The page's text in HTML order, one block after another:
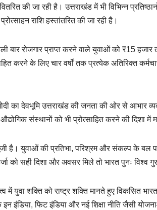
की जा रही है। उत्तराखंड में भी विभिन्न
राशि हस्तांतरित की जा रही है।
बार रोजगार प्राप्त करने वाले युवाओं को ₹15 हजार
करने के लिए चार वर्षों तक प्रत्येक अतिरिक्त
का देवभूमि उत्तराखंड की जनता की ओर से आभार
संस्थानों को भी प्रोत्साहित करने की दिशा में
है। युवाओं की प्रतिभा, परिश्रम और संकल्प के बल
को सही दिशा और अवसर मिले तो भारत पुनः
युवा शक्ति को राष्ट्र शक्ति मानते हुए विकसित भारत
इंडिया, फिट इंडिया और नई शिक्षा नीति जैसी